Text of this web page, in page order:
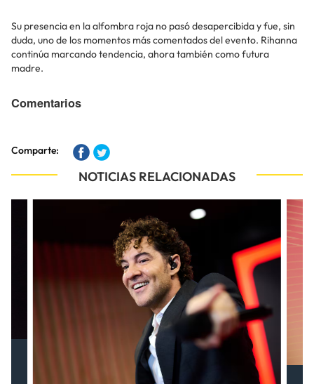
Su presencia en la alfombra roja no pasó desapercibida y fue, sin
duda, uno de los momentos más comentados del evento. Rihanna
continúa marcando tendencia, ahora también como futura
madre.
Comentarios
Comparte:
NOTICIAS RELACIONADAS